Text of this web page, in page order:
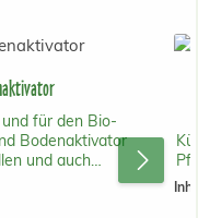
für den Bio-
Bodenaktivator
und auch
keine tierischen